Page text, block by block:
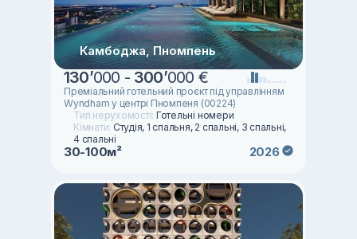
Камбоджа, Пномпень
130’000 - 300’000 €
Преміальний готельний проєкт під управлінням
Wyndham у центрі Пномпеня (00224)
Тип нерухомості: Готельні номери
Кімнати: Студія, 1 спальня, 2 спальні, 3 спальні,
4 спальні
30-100м² 2026